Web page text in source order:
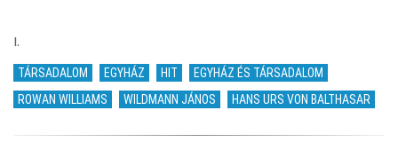
I.
TÁRSADALOM EGYHÁZ HIT
EGYHÁZ ÉS TÁRSADALOM
ROWAN WILLIAMS
WILDMANN JÁNOS HANS URS VON BALTHASAR